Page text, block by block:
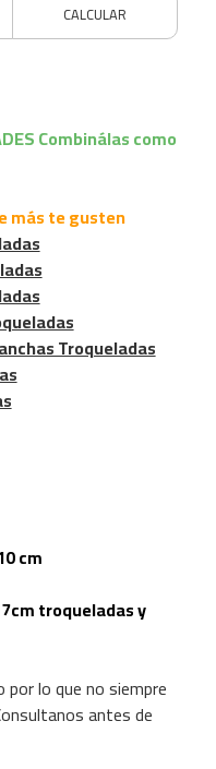
CALCULAR
Combinálas como
más te gusten
Troqueladas
cm
troqueladas y
lo que no siempre
antes de